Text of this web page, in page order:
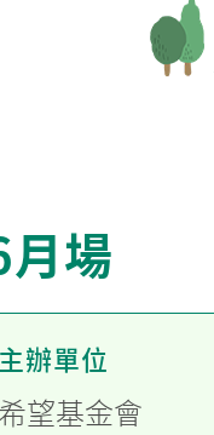
場
辦單位
望基金會